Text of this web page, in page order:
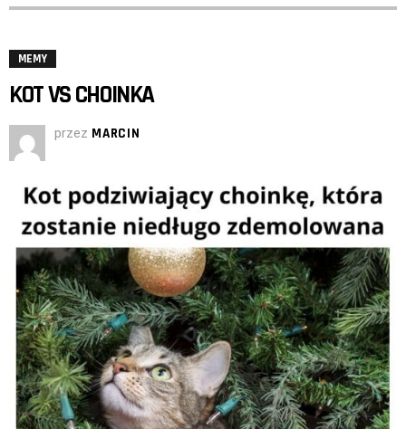
MEMY
KOT VS CHOINKA
przez MARCIN